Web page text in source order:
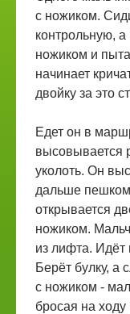
с ножиком.
контрольную, а
ножиком и
начинает
двойку за это
Едет он в
высовывается
уколоть. Он
дальше пешком
открывается
ножиком.
из лифта. Идёт
Берёт булку, а
с ножиком -
бросая на